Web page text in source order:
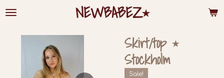
Ga
direct
NEWBABEZ⭑
Skirt/top ⭑
Stockholm
Sale!